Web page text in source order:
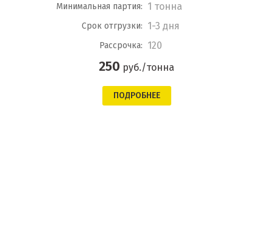
Минимальная партия: 1 тонна
Срок отгрузки: 1-3 дня
Рассрочка: 120
250 руб./тонна
ПОДРОБНЕЕ